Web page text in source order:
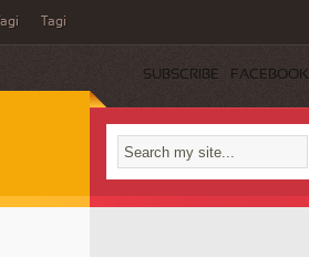
Tagi Tagi
SUBSCRIBE FACEBOOK